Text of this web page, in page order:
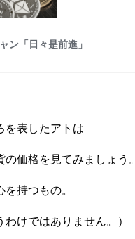
を表したアトは
価格を見てみましょう。
持つもの。
わけではありません。）